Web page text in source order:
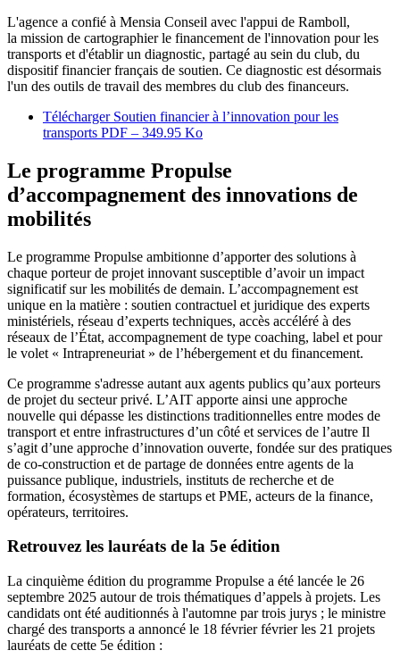
L'agence a confié à Mensia Conseil avec l'appui de Ramboll,
la mission de cartographier le financement de l'innovation pour les
transports et d'établir un diagnostic, partagé au sein du club, du
dispositif financier français de soutien. Ce diagnostic est désormais
l'un des outils de travail des membres du club des financeurs.
Télécharger Soutien financier à l’innovation pour les
transports PDF – 349.95 Ko
Le programme Propulse
d’accompagnement des innovations de
mobilités
Le programme Propulse ambitionne d’apporter des solutions à
chaque porteur de projet innovant susceptible d’avoir un impact
significatif sur les mobilités de demain. L’accompagnement est
unique en la matière : soutien contractuel et juridique des experts
ministériels, réseau d’experts techniques, accès accéléré à des
réseaux de l’État, accompagnement de type coaching, label et pour
le volet « Intrapreneuriat » de l’hébergement et du financement.
Ce programme s'adresse autant aux agents publics qu’aux porteurs
de projet du secteur privé. L’AIT apporte ainsi une approche
nouvelle qui dépasse les distinctions traditionnelles entre modes de
transport et entre infrastructures d’un côté et services de l’autre Il
s’agit d’une approche d’innovation ouverte, fondée sur des pratiques
de co-construction et de partage de données entre agents de la
puissance publique, industriels, instituts de recherche et de
formation, écosystèmes de startups et PME, acteurs de la finance,
opérateurs, territoires.
Retrouvez les lauréats de la 5e édition
La cinquième édition du programme Propulse a été lancée le 26
septembre 2025 autour de trois thématiques d’appels à projets. Les
candidats ont été auditionnés à l'automne par trois jurys ; le ministre
chargé des transports a annoncé le 18 février février les 21 projets
lauréats de cette 5e édition :